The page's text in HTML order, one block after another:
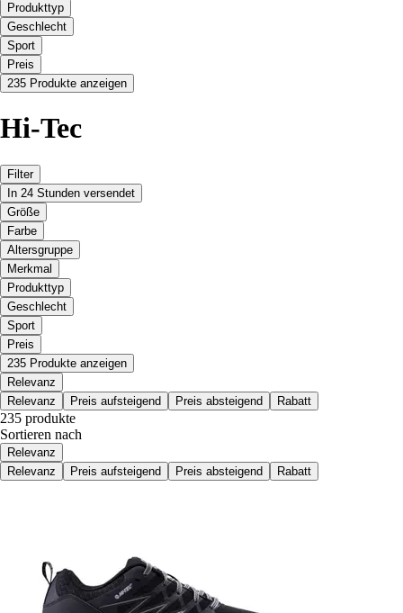
Produkttyp
Geschlecht
Sport
Preis
235 Produkte anzeigen
Hi-Tec
Filter
In 24 Stunden versendet
Größe
Farbe
Altersgruppe
Merkmal
Produkttyp
Geschlecht
Sport
Preis
235 Produkte anzeigen
Relevanz
Relevanz
Preis aufsteigend Preis absteigend Rabatt
235 produkte
Sortieren nach
Relevanz
Relevanz
Preis aufsteigend Preis absteigend Rabatt